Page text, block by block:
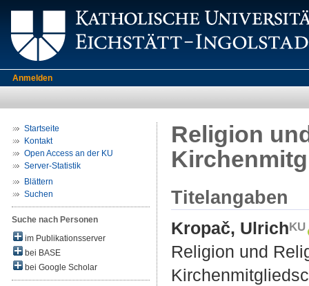
Anmelden
Startseite
Kontakt
Open Access an der KU
Server-Statistik
Blättern
Suchen
Suche nach Personen
im Publikationsserver
bei BASE
bei Google Scholar
Religion
Titelangaben
Kropač, Ulrich
Religion und